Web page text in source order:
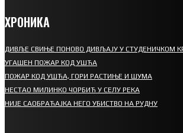
ХРОНИКА
ДИВЉЕ СВИЊЕ ПОНОВО ДИВЉАЈУ У СТУДЕНИЧКОМ
УГАШЕН ПОЖАР КОД УШЋА
ПОЖАР КОД УШЋА, ГОРИ РАСТИЊЕ И ШУМА
НЕСТАО МИЛИНКО ЧОРБИЋ У СЕЛУ РЕКА
НИЈЕ САОБРАЋАЈКА НЕГО УБИСТВО НА РУДНУ